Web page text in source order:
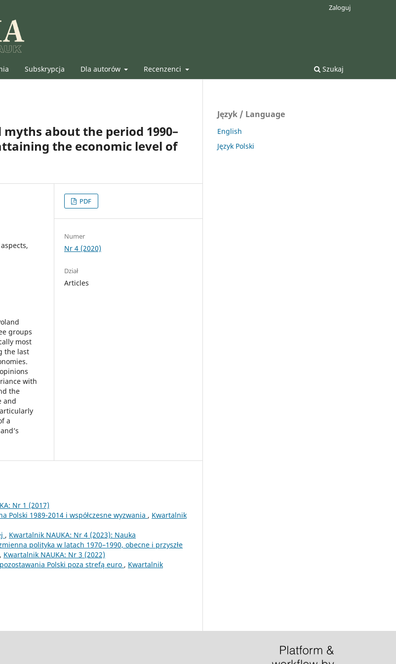
Subskrypcja Dla autorów Recenzenci Szukaj
Zaloguj
about the period 1990–
the economic level of
groups
most
the last
with
the
and
a
PDF
Numer
Nr 4 (2020)
Dział
Articles
Nr 1 (2017)
Polski 1989-2014 i współczesne wyzwania , Kwartalnik
, Kwartalnik NAUKA: Nr 4 (2023): Nauka
polityka w latach 1970–1990, obecne i przyszłe
, Kwartalnik NAUKA: Nr 3 (2022)
Polski poza strefą euro , Kwartalnik
Język / Language
English
Język Polski